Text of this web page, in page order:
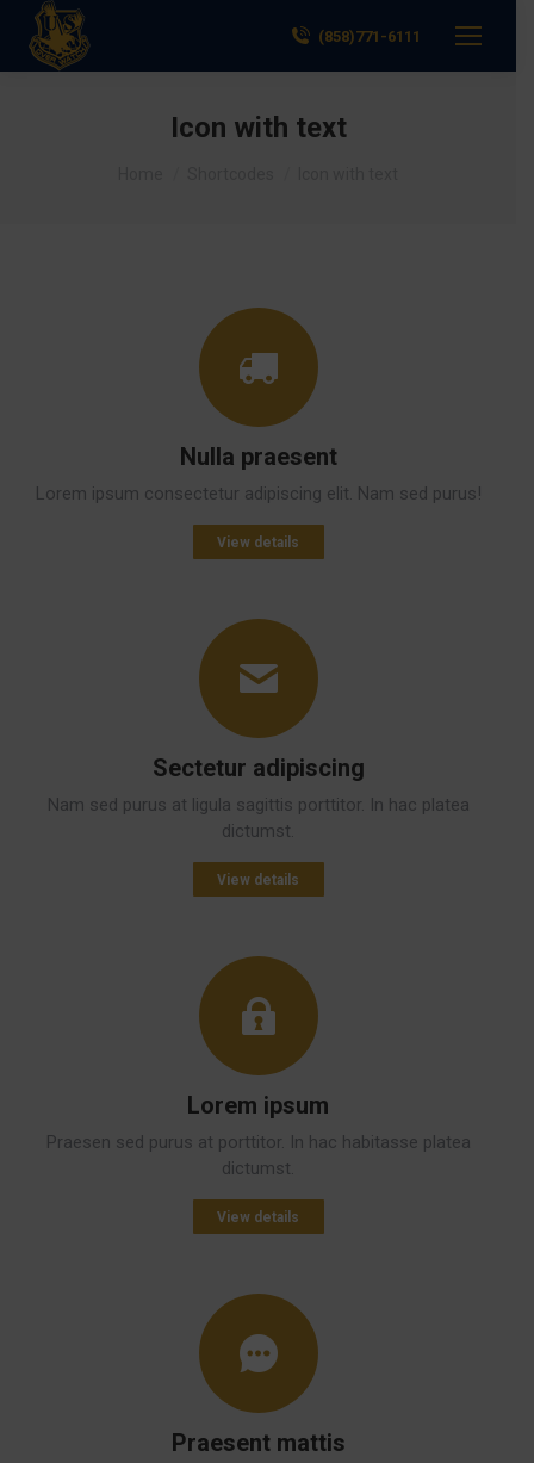
(858)771-6111
Icon with text
Nulla praesent
Lorem ipsum consectetur adipiscing elit. Nam sed purus!
View details
Sectetur adipiscing
Nam sed purus at ligula sagittis porttitor. In hac platea
dictumst.
View details
Lorem ipsum
Praesen sed purus at porttitor. In hac habitasse platea
dictumst.
View details
Praesent mattis